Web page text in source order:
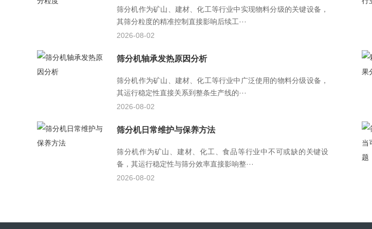
筛分机作为矿山、建材、化工等行业中实现物料分级的关键设备，
其筛分粒度的精准控制直接影响后续工···
2026-08-02
筛分机轴承发热原因分析
筛分机作为矿山、建材、化工等行业中广泛使用的物料分级设备，
其运行稳定性直接关系到整条生产线的···
2026-08-02
筛分机日常维护与保养方法
筛分机作为矿山、建材、化工、食品等行业中不可或缺的关键设
备，其运行稳定性与筛分效率直接影响整···
2026-08-02